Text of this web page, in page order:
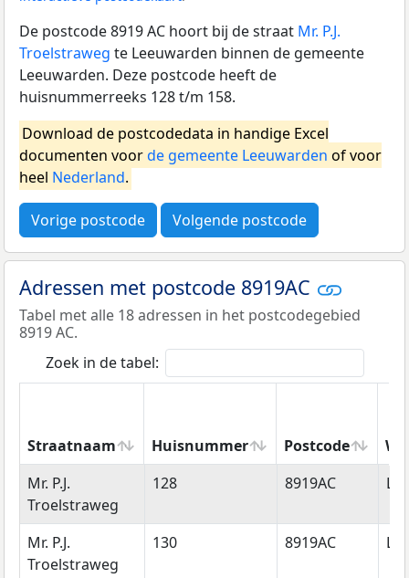
De postcode 8919 AC hoort bij de straat Mr. P.J.
Troelstraweg te Leeuwarden binnen de gemeente
Leeuwarden. Deze postcode heeft de
huisnummerreeks 128 t/m 158.
Download de postcodedata in handige Excel
documenten voorde gemeente Leeuwarden of voor
heel Nederland.
Vorige postcode Volgende postcode
Adressen met postcode 8919AC
Tabel met alle 18 adressen in het postcodegebied
8919 AC.
Zoek in de tabel:
Straatnaam Huisnummer Postcode
Straatnaam
Huisnummer Postcode
Mr. P.J.
Troelstraweg
128 8919AC
Mr. P.J.
Troelstraweg
130 8919AC